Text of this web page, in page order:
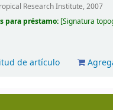
Research Institute, 2007
para préstamo: Signatura
de artículo